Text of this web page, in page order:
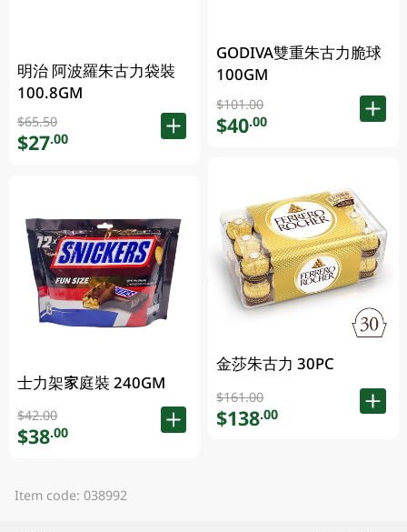
明治 阿波羅朱古力袋裝
100.8GM
$65.50
$27.00
士力架家庭裝 240GM
$42.00
$38.00
GODIVA雙重朱古力脆球
100GM
$101.00
$40.00
金莎朱古力 30PC
$161.00
$138.00
Item code: 038992